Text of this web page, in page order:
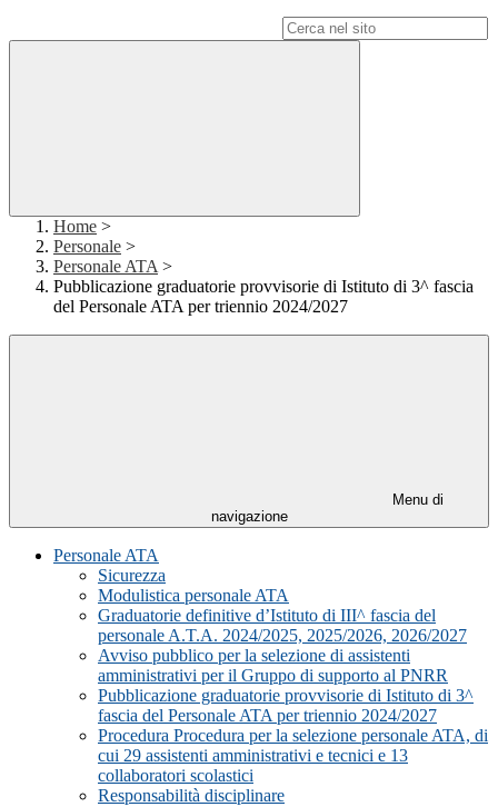
Home >
Personale >
Personale ATA >
Pubblicazione graduatorie provvisorie di Istituto di 3^ fascia
del Personale ATA per triennio 2024/2027
Menu di
navigazione
Personale ATA
Sicurezza
Modulistica personale ATA
Graduatorie definitive d’Istituto di III^ fascia del
personale A.T.A. 2024/2025, 2025/2026, 2026/2027
Avviso pubblico per la selezione di assistenti
amministrativi per il Gruppo di supporto al PNRR
Pubblicazione graduatorie provvisorie di Istituto di 3^
fascia del Personale ATA per triennio 2024/2027
Procedura Procedura per la selezione personale ATA, di
cui 29 assistenti amministrativi e tecnici e 13
collaboratori scolastici
Responsabilità disciplinare